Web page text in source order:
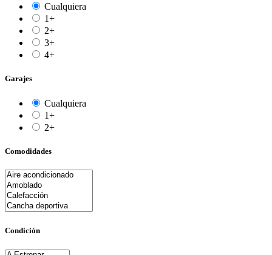
Cualquiera
1+
2+
3+
4+
Garajes
Cualquiera
1+
2+
Comodidades
Condición